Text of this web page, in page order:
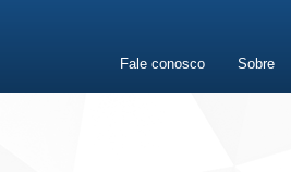
Fale conosco Sobre